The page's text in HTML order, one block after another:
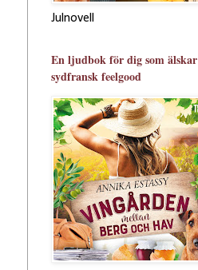
Julnovell
En ljudbok för dig som älskar
sydfransk feelgood